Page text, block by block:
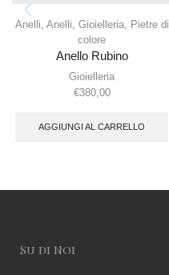
Anelli, Anelli, Gioielleria, Pietre di
colore
Anello Rubino
Gioielleria
€380,00
AGGIUNGI AL CARRELLO
Su di Noi